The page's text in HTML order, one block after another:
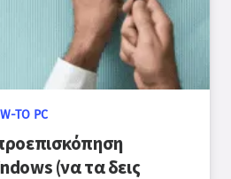
TO PC
(να τα δεις